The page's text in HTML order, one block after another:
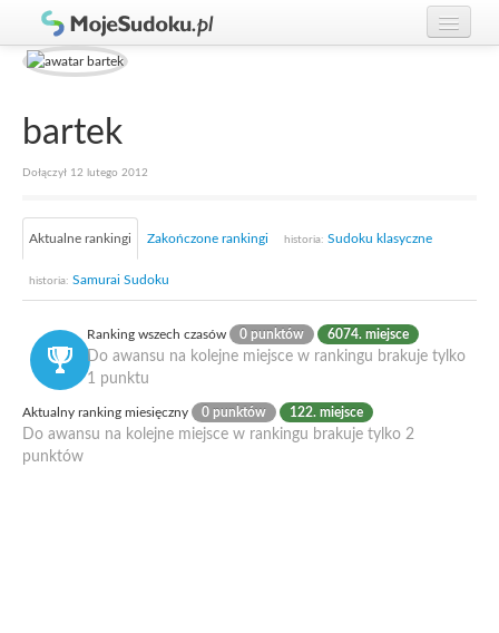
Graj w Sudoku!
Zasady Sudoku
bartek
Dołączył 12 lutego 2012
Aktualne rankingi Zakończone rankingi historia: Sudoku klasyczne
historia: Samurai Sudoku
Ranking wszech czasów 0 punktów 6074. miejsce
Do awansu na kolejne miejsce w rankingu brakuje tylko
1 punktu
Aktualny ranking miesięczny 0 punktów 122. miejsce
Do awansu na kolejne miejsce w rankingu brakuje tylko 2
punktów